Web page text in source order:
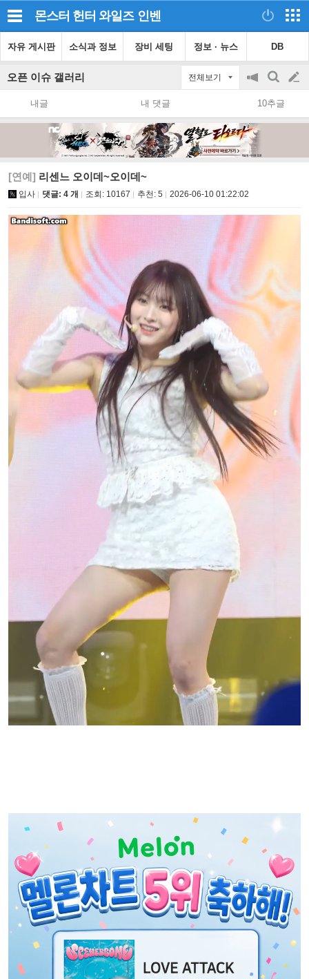
몬스터 헌터 와일즈 인벤
자유 게시판 소식과 정보 장비 세팅 정보 · 뉴스 DB
오픈 이슈 갤러리 전체보기
공
지
on/off
검
색
글
쓰
내글 내 댓글 10추글
[연예] 리센느 오이데~오이데~
입사 댓글: 4 개 조회: 10167 추천: 5 2026-06-10 01:22:02